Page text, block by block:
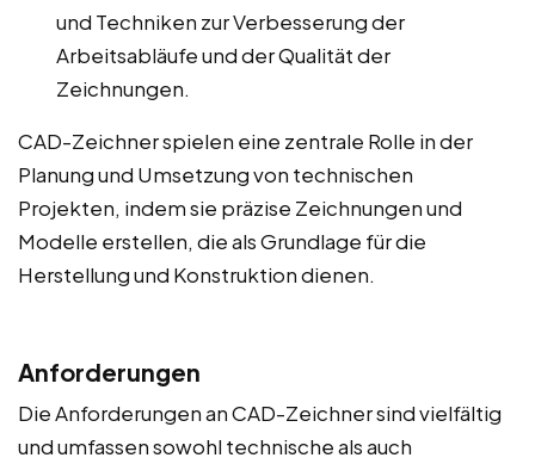
und Techniken zur Verbesserung der
Arbeitsabläufe und der Qualität der
Zeichnungen.
CAD-Zeichner spielen eine zentrale Rolle in der
Planung und Umsetzung von technischen
Projekten, indem sie präzise Zeichnungen und
Modelle erstellen, die als Grundlage für die
Herstellung und Konstruktion dienen.
Anforderungen
Die Anforderungen an CAD-Zeichner sind vielfältig
und umfassen sowohl technische als auch